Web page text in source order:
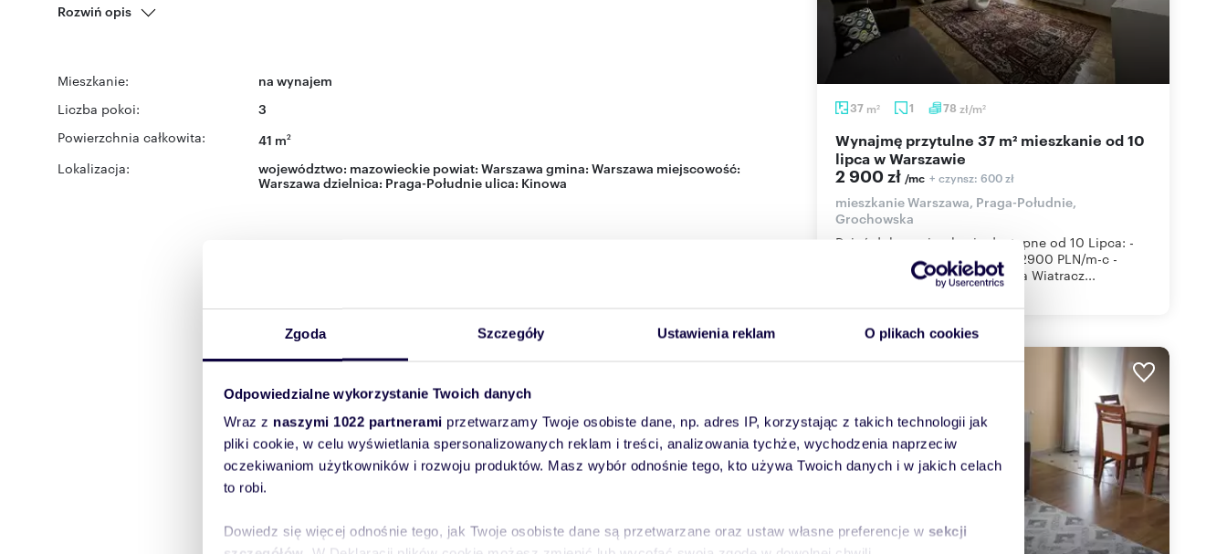
Zgoda Szczegóły Ustawienia reklam O plikach cookies
Odpowiedzialne wykorzystanie Twoich danych
Wraz z naszymi 1022 partnerami przetwarzamy Twoje osobiste dane, np. adres IP, korzystając z takich technologii jak
pliki cookie, w celu wyświetlania spersonalizowanych reklam i treści, analizowania tychże, wychodzenia naprzeciw
oczekiwaniom użytkowników i rozwoju produktów. Masz wybór odnośnie tego, kto używa Twoich danych i w jakich celach
to robi.
Dowiedz się więcej odnośnie tego, jak Twoje osobiste dane są przetwarzane oraz ustaw własne preferencje w sekcji
Rozwiń opis
Mieszkanie: na wynajem
Liczba pokoi: 3
Powierzchnia całkowita: 41 m2
Lokalizacja: województwo: mazowieckie powiat: Warszawa gmina: Warszawa miejscowość:
Warszawa dzielnica: Praga-Południe ulica: Kinowa
37 m2 1 78 zł/m2
Wynajmę przytulne 37 m² mieszkanie od 10
lipca w Warszawie
2 900 zł /mc + czynsz: 600 zł
mieszkanie Warszawa, Praga-Południe,
Grochowska
Dzień dobry, mieszkanie dostępne od 10 Lipca: -
opłata wraz z czynszem adm. 2900 PLN/m-c -
kaucja 2900 PLN. -blisko ronda Wiatracz...